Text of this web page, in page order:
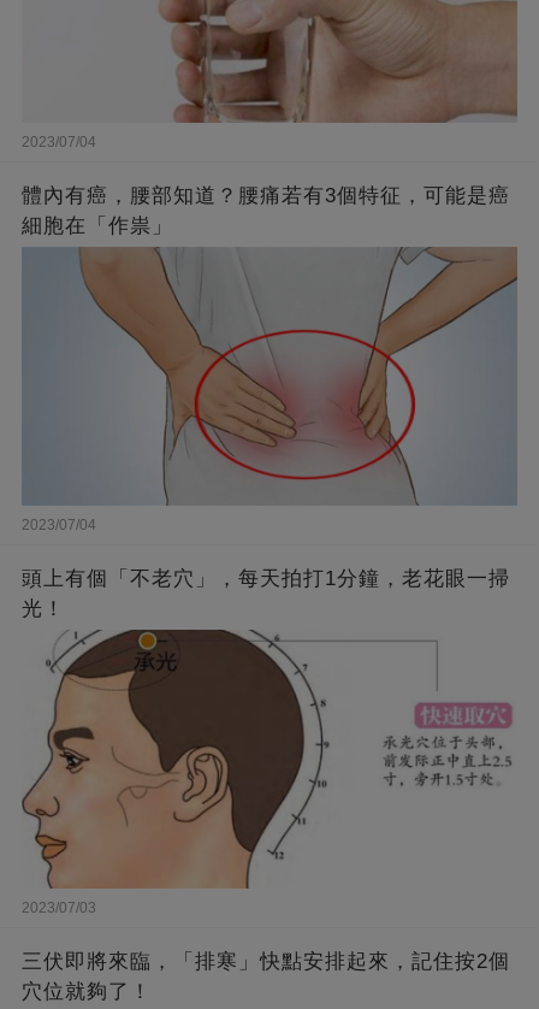
2023/07/04
體內有癌，腰部知道？腰痛若有3個特征，可能是癌
細胞在「作祟」
2023/07/04
頭上有個「不老穴」，每天拍打1分鐘，老花眼一掃
光！
2023/07/03
三伏即將來臨，「排寒」快點安排起來，記住按2個
穴位就夠了！